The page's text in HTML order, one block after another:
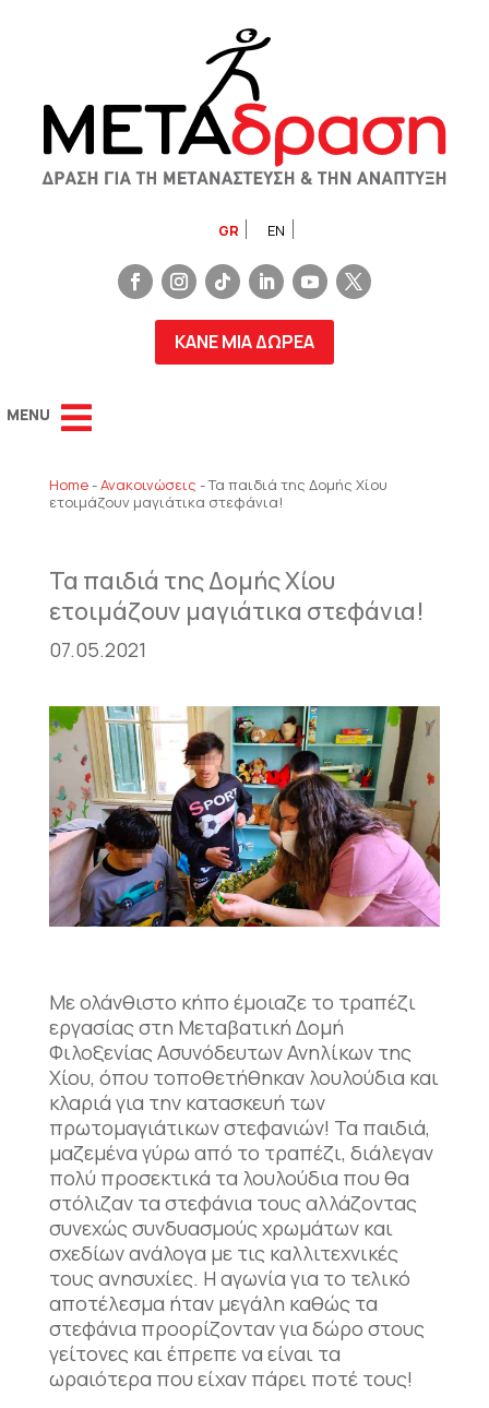
GR EN
ΚΑΝΕ ΜΙΑ ΔΩΡΕΑ
Home-Ανακοινώσεις -Τα παιδιά της Δομής Χίου
ετοιμάζουν μαγιάτικα στεφάνια!
Τα παιδιά της Δομής Χίου
ετοιμάζουν μαγιάτικα στεφάνια!
07.05.2021
Με ολάνθιστο κήπο έμοιαζε το τραπέζι
εργασίας στη Μεταβατική Δομή
Φιλοξενίας Ασυνόδευτων Ανηλίκων της
Χίου, όπου τοποθετήθηκαν λουλούδια και
κλαριά για την κατασκευή των
πρωτομαγιάτικων στεφανιών! Τα παιδιά,
μαζεμένα γύρω από το τραπέζι, διάλεγαν
πολύ προσεκτικά τα λουλούδια που θα
στόλιζαν τα στεφάνια τους αλλάζοντας
συνεχώς συνδυασμούς χρωμάτων και
σχεδίων ανάλογα με τις καλλιτεχνικές
τους ανησυχίες. Η αγωνία για το τελικό
αποτέλεσμα ήταν μεγάλη καθώς τα
στεφάνια προορίζονταν για δώρο στους
γείτονες και έπρεπε να είναι τα
ωραιότερα που είχαν πάρει ποτέ τους!